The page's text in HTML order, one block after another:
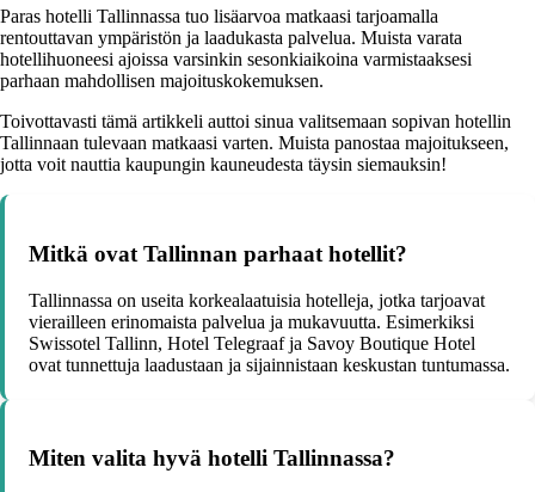
Paras hotelli Tallinnassa tuo lisäarvoa matkaasi tarjoamalla
rentouttavan ympäristön ja laadukasta palvelua. Muista varata
hotellihuoneesi ajoissa varsinkin sesonkiaikoina varmistaaksesi
parhaan mahdollisen majoituskokemuksen.
Toivottavasti tämä artikkeli auttoi sinua valitsemaan sopivan hotellin
Tallinnaan tulevaan matkaasi varten. Muista panostaa majoitukseen,
jotta voit nauttia kaupungin kauneudesta täysin siemauksin!
Mitkä ovat Tallinnan parhaat hotellit?
Tallinnassa on useita korkealaatuisia hotelleja, jotka tarjoavat
vierailleen erinomaista palvelua ja mukavuutta. Esimerkiksi
Swissotel Tallinn, Hotel Telegraaf ja Savoy Boutique Hotel
ovat tunnettuja laadustaan ja sijainnistaan keskustan tuntumassa.
Miten valita hyvä hotelli Tallinnassa?